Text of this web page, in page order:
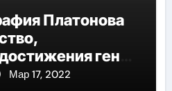
Платонова
гения
Мар 17, 2022